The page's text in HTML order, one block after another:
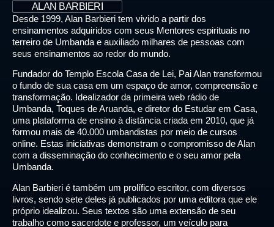
ALAN BARBIERI
Desde 1999, Alan Barbieri tem vivido a partir dos
ensinamentos adquiridos com seus Mentores espirituais no
terreiro de Umbanda e auxiliado milhares de pessoas com
seus ensinamentos ao redor do mundo.
Fundador do Templo Escola Casa de Lei, Pai Alan transformou
o fundo de sua casa em um espaço de amor, compreensão e
transformação. Idealizador da primeira web rádio de
Umbanda, Toques de Aruanda, e diretor do Estudar em Casa,
uma plataforma de ensino à distância criada em 2010, que já
formou mais de 40.000 umbandistas por meio de cursos
online. Estas iniciativas demonstram o compromisso de Alan
com a disseminação do conhecimento e o seu amor pela
Umbanda.
Alan Barbieri é também um prolífico escritor, com diversos
livros, sendo sete deles já publicados por uma editora que ele
próprio idealizou. Seus textos são uma extensão de seu
trabalho como sacerdote e professor, um veículo para